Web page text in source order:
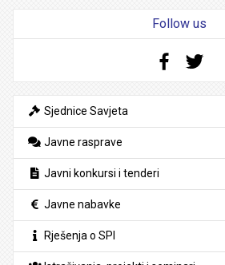
Follow us
Facebook
Sjednice Savjeta
Javne rasprave
Javni konkursi i tenderi
Javne nabavke
Rješenja o SPI